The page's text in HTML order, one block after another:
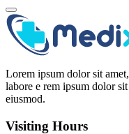
Lorem ipsum dolor sit
labore e rem ipsum dolor
eiusmod.
Visiting Hours